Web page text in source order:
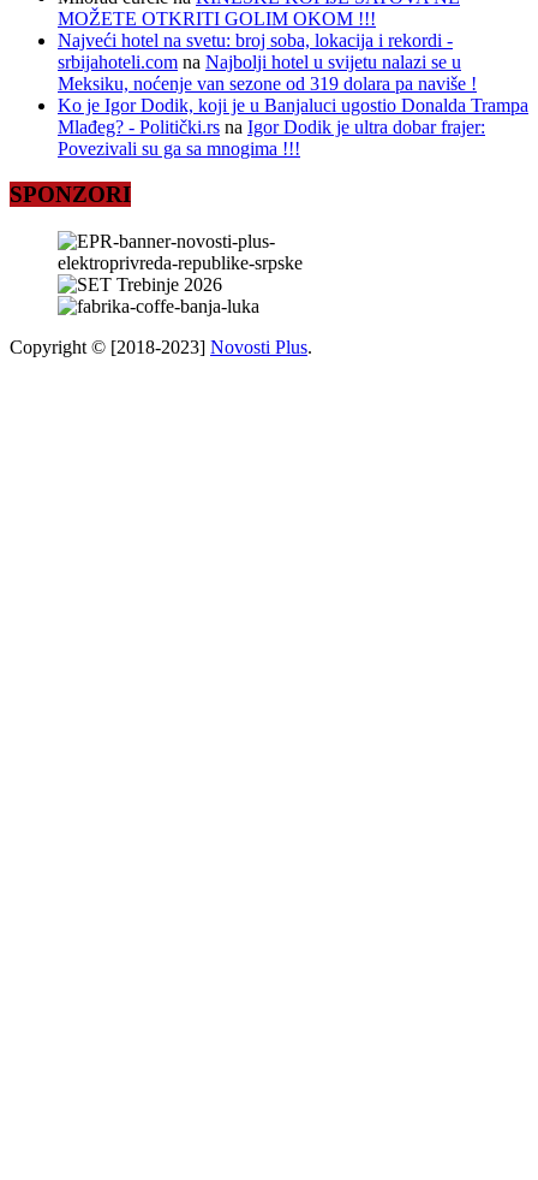
MOŽETE OTKRITI GOLIM OKOM !!!
Najveći hotel na svetu: broj soba, lokacija i rekordi -
srbijahoteli.com na Najbolji hotel u svijetu nalazi se u
Meksiku, noćenje van sezone od 319 dolara pa naviše !
Ko je Igor Dodik, koji je u Banjaluci ugostio Donalda Trampa
Mlađeg? - Politički.rs na Igor Dodik je ultra dobar frajer:
Povezivali su ga sa mnogima !!!
SPONZORI
Copyright © [2018-2023] Novosti Plus.